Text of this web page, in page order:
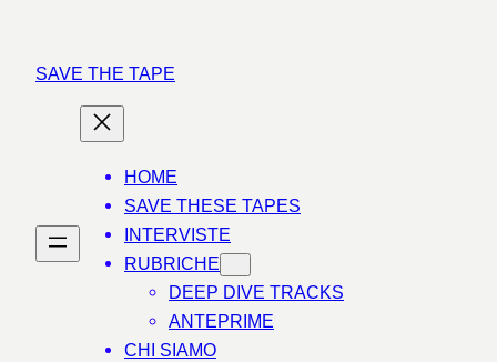
contenuto
SAVE THE TAPE
HOME
SAVE THESE TAPES
INTERVISTE
RUBRICHE
DEEP DIVE TRACKS
ANTEPRIME
CHI SIAMO